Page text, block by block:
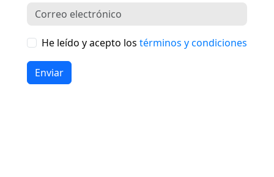
He leído y acepto los términos y condiciones
Enviar